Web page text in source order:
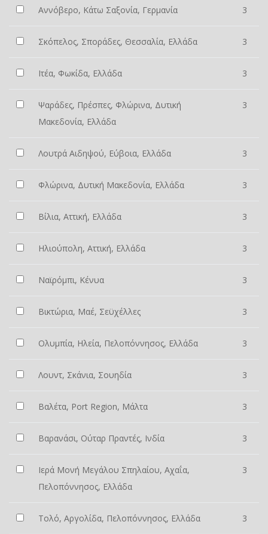
Αννόβερο, Κάτω Σαξονία, Γερμανία 3
Σκόπελος, Σποράδες, Θεσσαλία, Ελλάδα 3
Ιτέα, Φωκίδα, Ελλάδα 3
Ψαράδες, Πρέσπες, Φλώρινα, Δυτική
Μακεδονία, Ελλάδα
3
Λουτρά Αιδηψού, Εύβοια, Ελλάδα 3
Φλώρινα, Δυτική Μακεδονία, Ελλάδα 3
Βίλια, Αττική, Ελλάδα 3
Ηλιούπολη, Αττική, Ελλάδα 3
Ναϊρόμπι, Κένυα 3
Βικτώρια, Μαέ, Σεϋχέλλες 3
Ολυμπία, Ηλεία, Πελοπόννησος, Ελλάδα 3
Λουντ, Σκάνια, Σουηδία 3
Βαλέτα, Port Region, Μάλτα 3
Βαρανάσι, Ούταρ Πραντές, Ινδία 3
Ιερά Μονή Μεγάλου Σπηλαίου, Αχαΐα,
Πελοπόννησος, Ελλάδα
3
Τολό, Αργολίδα, Πελοπόννησος, Ελλάδα 3